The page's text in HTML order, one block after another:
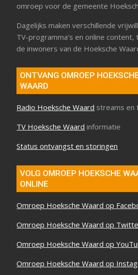
omroep voor de gemeente
Dagelijks maken verschillende
TV-programma’s en online
de inwoners van de Hoeksche
ONTVANG OMROEP
WAARD
Radio Hoeksche Waard streams en
TV Hoeksche Waard informatie
Status ontvangst en storingen
VOLG OMROEP HOEKSCHE
ONLINE
Omroep Hoeksche Waard op
Omroep Hoeksche Waard op
Omroep Hoeksche Waard op
Omroep Hoeksche Waard op